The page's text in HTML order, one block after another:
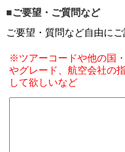
■ご要望・ご質問など
ご要望・質問など自由に
※ツアーコードや他の国
やグレード、航空会社の
して欲しいなど